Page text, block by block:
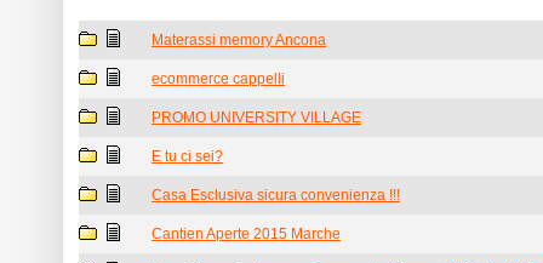
Materassi memory Ancona
ecommerce cappelli
PROMO UNIVERSITY VILLAGE
E tu ci sei?
Casa Esclusiva sicura convenienza !!!
Cantien Aperte 2015 Marche